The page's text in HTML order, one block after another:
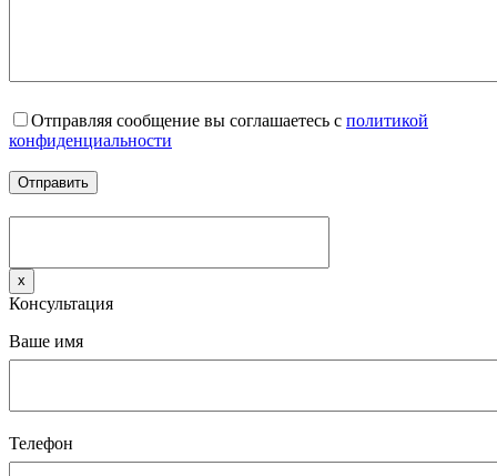
Отправляя сообщение вы соглашаетесь с политикой
конфиденциальности
x
Консультация
Ваше имя
Телефон